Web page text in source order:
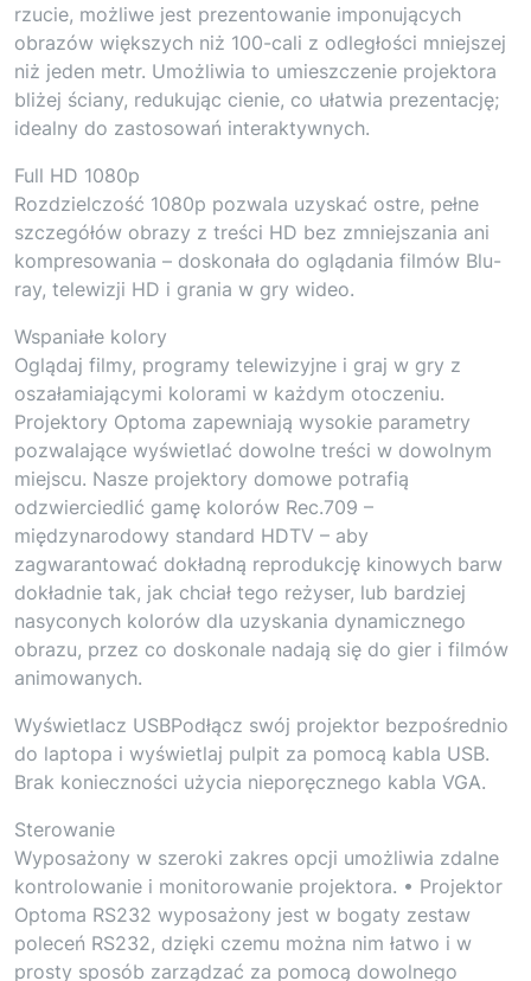
rzucie, możliwe jest prezentowanie imponujących
obrazów większych niż 100-cali z odległości mniejszej
niż jeden metr. Umożliwia to umieszczenie projektora
bliżej ściany, redukując cienie, co ułatwia prezentację;
idealny do zastosowań interaktywnych.
Full HD 1080p
Rozdzielczość 1080p pozwala uzyskać ostre, pełne
szczegółów obrazy z treści HD bez zmniejszania ani
kompresowania – doskonała do oglądania filmów Blu-
ray, telewizji HD i grania w gry wideo.
Wspaniałe kolory
Oglądaj filmy, programy telewizyjne i graj w gry z
oszałamiającymi kolorami w każdym otoczeniu.
Projektory Optoma zapewniają wysokie parametry
pozwalające wyświetlać dowolne treści w dowolnym
miejscu. Nasze projektory domowe potrafią
odzwierciedlić gamę kolorów Rec.709 –
międzynarodowy standard HDTV – aby
zagwarantować dokładną reprodukcję kinowych barw
dokładnie tak, jak chciał tego reżyser, lub bardziej
nasyconych kolorów dla uzyskania dynamicznego
obrazu, przez co doskonale nadają się do gier i filmów
animowanych.
Wyświetlacz USBPodłącz swój projektor bezpośrednio
do laptopa i wyświetlaj pulpit za pomocą kabla USB.
Brak konieczności użycia nieporęcznego kabla VGA.
Sterowanie
Wyposażony w szeroki zakres opcji umożliwia zdalne
kontrolowanie i monitorowanie projektora. • Projektor
Optoma RS232 wyposażony jest w bogaty zestaw
poleceń RS232, dzięki czemu można nim łatwo i w
prosty sposób zarządzać za pomocą dowolnego